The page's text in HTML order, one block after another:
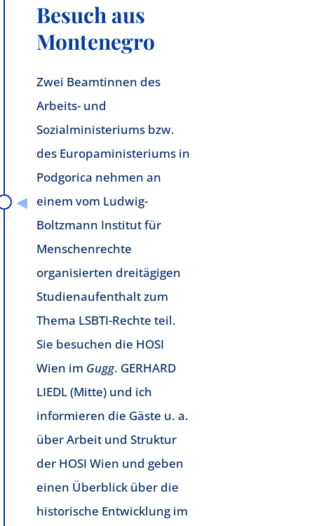
Besuch aus
Montenegro
Zwei Beamtinnen des
Arbeits- und
Sozialministeriums bzw.
des Europaministeriums in
Podgorica nehmen an
einem vom Ludwig-
Boltzmann Institut für
Menschenrechte
organisierten dreitägigen
Studienaufenthalt zum
Thema LSBTI-Rechte teil.
Sie besuchen die HOSI
Wien im Gugg. GERHARD
LIEDL (Mitte) und ich
informieren die Gäste u. a.
über Arbeit und Struktur
der HOSI Wien und geben
einen Überblick über die
historische Entwicklung im